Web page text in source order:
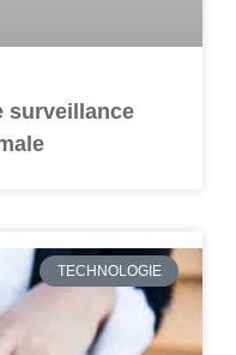
surveillance
TECHNOLOGIE